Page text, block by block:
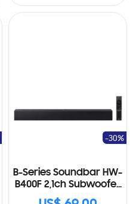
B-Series Soundbar HW-
B400F 2,1ch Subwoofer
(2025)
-30%